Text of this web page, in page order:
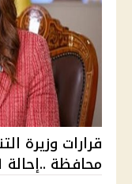
محافظة ..إحالة 81 حالة للنيابات...